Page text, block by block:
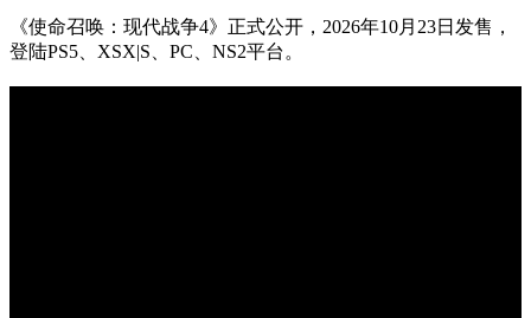
《使命召唤：现代战争4》正式公开，2026年10月23日发售，
登陆PS5、XSX|S、PC、NS2平台。